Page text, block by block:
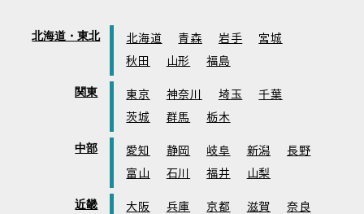
北海道・東北 北海道 青森 岩手
宮城
秋田
山形 福島
関東 東京 神奈川 埼玉
千葉
茨城
群馬 栃木
中部 愛知 静岡 岐阜 新潟
長野
富山
石川 福井 山梨
近畿 大阪 兵庫 京都 滋賀
奈良